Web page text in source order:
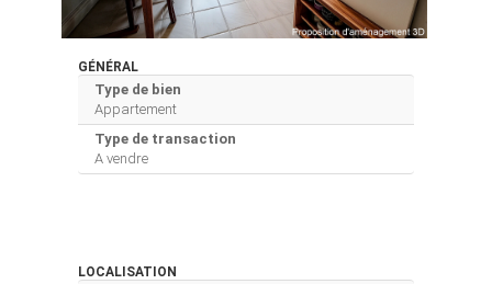
GÉNÉRAL
Type de bien
Appartement
Type de transaction
A vendre
LOCALISATION